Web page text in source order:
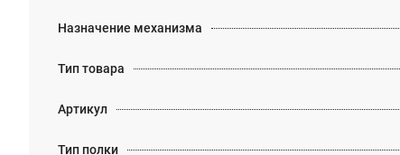
Назначение механизма
Тип товара
Артикул
Тип полки